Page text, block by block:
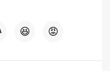
😆 😡